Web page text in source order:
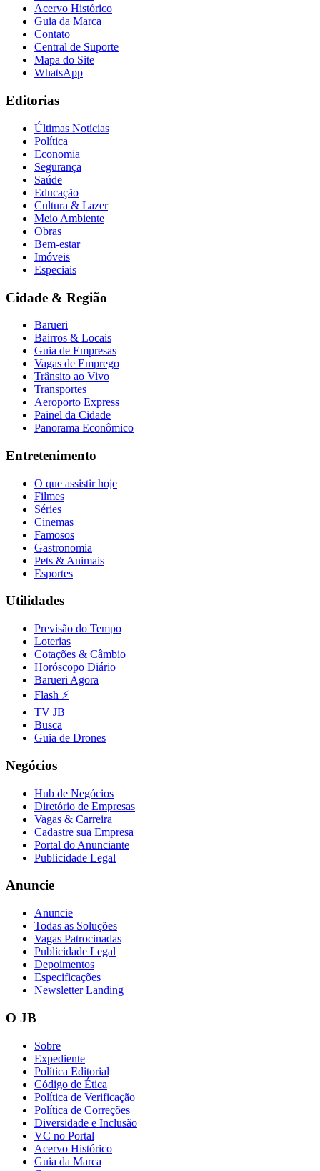
Flamengo
Fluminense
Vasco
Acervo Histórico
Guia da Marca
Contato
Central de Suporte
Mapa do Site
WhatsApp
Editorias
Últimas Notícias
Política
Economia
Segurança
Saúde
Educação
Cultura & Lazer
Meio Ambiente
Obras
Bem-estar
Imóveis
Especiais
Cidade & Região
Barueri
Bairros & Locais
Guia de Empresas
Vagas de Emprego
Trânsito ao Vivo
Transportes
Aeroporto Express
Painel da Cidade
Panorama Econômico
Entretenimento
O que assistir hoje
Filmes
Séries
Cinemas
Famosos
Gastronomia
Pets & Animais
Esportes
Utilidades
Previsão do Tempo
Loterias
Cotações & Câmbio
Horóscopo Diário
Barueri Agora
Flash ⚡
TV JB
Busca
Guia de Drones
Negócios
Hub de Negócios
Diretório de Empresas
Vagas & Carreira
Cadastre sua Empresa
Portal do Anunciante
Publicidade Legal
Anuncie
Anuncie
Todas as Soluções
Vagas Patrocinadas
Publicidade Legal
Depoimentos
Especificações
Newsletter Landing
O JB
Sobre
Expediente
Política Editorial
Código de Ética
Política de Verificação
Política de Correções
Diversidade e Inclusão
VC no Portal
Acervo Histórico
Guia da Marca